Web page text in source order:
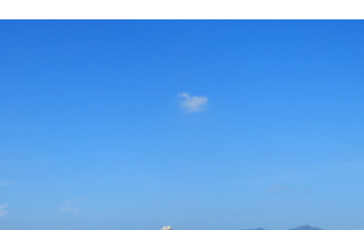
褲藏2包冰毒 闖關西九龍被截
受性 警告若涉危害國安「後果自負」
取457名港澳台僑生
民：掃埋班賣書仔